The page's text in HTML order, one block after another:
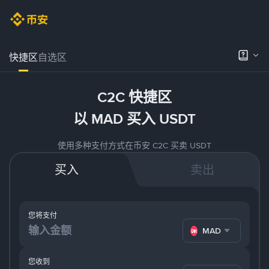
快捷区自选区
C2C 快捷区
以 MAD 买入 USDT
使用多种支付方式在币安 C2C 买卖 USDT
买入 卖出
您将支付
MAD
您收到